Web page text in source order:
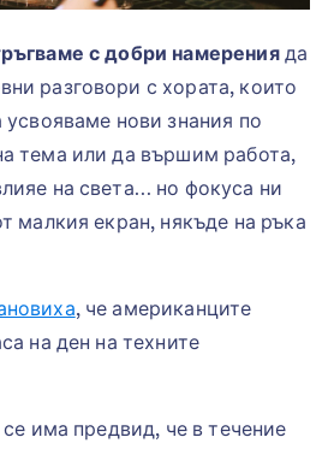
с добри намеренияда
разговори с хората, които
усвояваме нови знания по
тема или да вършим работа,
на света… но фокуса ни
малкия екран, някъде на ръка
, че американците
на ден на техните
има предвид, че в течение